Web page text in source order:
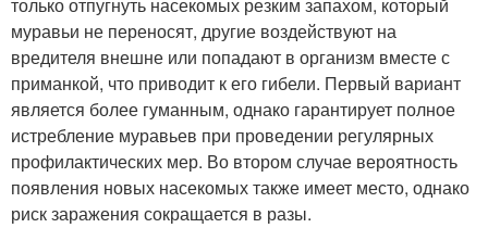
только отпугнуть насекомых резким запахом, который
муравьи не переносят, другие воздействуют на
вредителя внешне или попадают в организм вместе с
приманкой, что приводит к его гибели. Первый вариант
является более гуманным, однако гарантирует полное
истребление муравьев при проведении регулярных
профилактических мер. Во втором случае вероятность
появления новых насекомых также имеет место, однако
риск заражения сокращается в разы.